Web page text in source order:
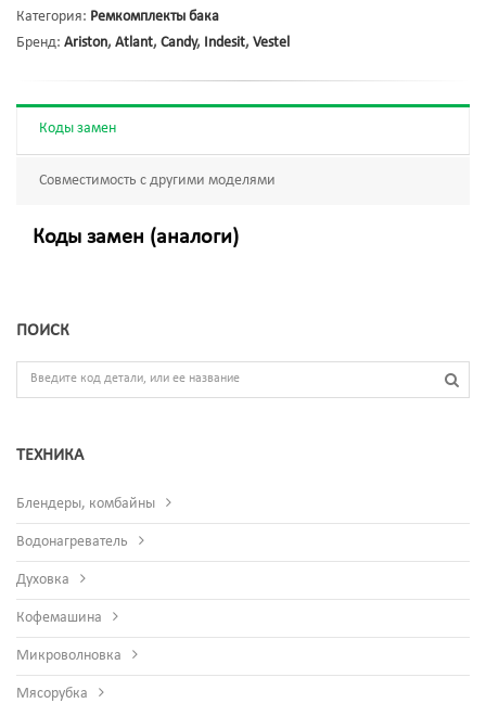
Категория: Ремкомплекты бака
Бренд: Ariston, Atlant, Candy, Indesit, Vestel
Коды замен
Совместимость с другими моделями
Коды замен (аналоги)
ПОИСК
ТЕХНИКА
Блендеры, комбайны
Водонагреватель
Духовка
Кофемашина
Микроволновка
Мясорубка